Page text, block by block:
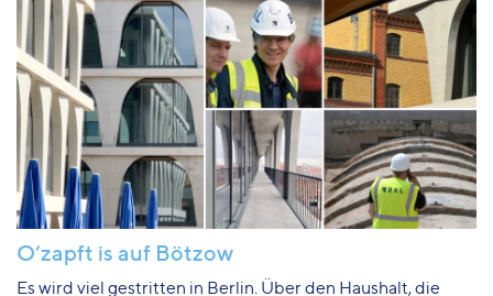
O‘zapft is auf Bötzow
Es wird viel gestritten in Berlin. Über den Haushalt, die